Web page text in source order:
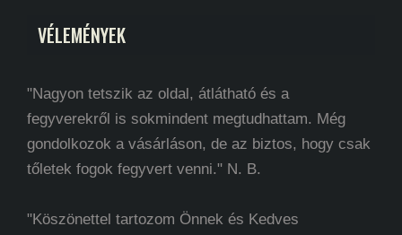
VÉLEMÉNYEK
"Nagyon tetszik az oldal, átlátható és a
fegyverekről is sokmindent megtudhattam. Még
gondolkozok a vásárláson, de az biztos, hogy csak
tőletek fogok fegyvert venni." N. B.
"Köszönettel tartozom Önnek és Kedves